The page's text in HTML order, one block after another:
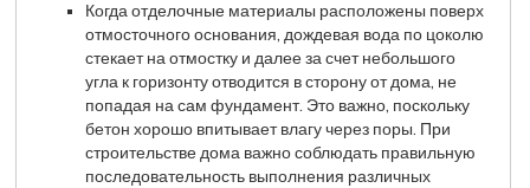
Когда отделочные материалы расположены поверх
отмосточного основания, дождевая вода по цоколю
стекает на отмостку и далее за счет небольшого
угла к горизонту отводится в сторону от дома, не
попадая на сам фундамент. Это важно, поскольку
бетон хорошо впитывает влагу через поры. При
строительстве дома важно соблюдать правильную
последовательность выполнения различных